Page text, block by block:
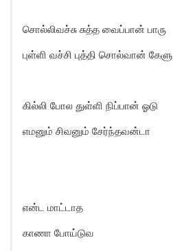
சொல்லிவச்சு சுத்த வைப்பான் பாரு
புள்ளி வச்சி புத்தி சொல்வான் கேளு
கில்லி போல துள்ளி நிப்பான் ஓடு
எமனும் சிவனும் சேர்ந்தவன்டா
என்ட மாட்டாத
காணா போய்டுவ